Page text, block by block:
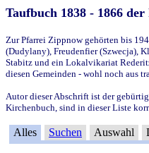
Taufbuch 1838 - 1866
Zur Pfarrei Zippnow gehörten bis
(Dudylany), Freudenfier (Szwecja),
Stabitz und ein Lokalvikariat
diesen Gemeinden - wohl noch aus
Autor dieser Abschrift ist der
Kirchenbuch, sind in dieser Liste
Alles Suchen Auswahl